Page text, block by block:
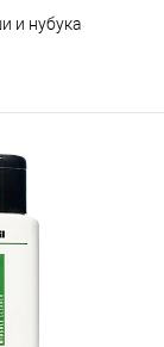
и нубука